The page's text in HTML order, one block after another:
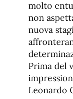
molto
non
nuova
Prima del
Leonardo